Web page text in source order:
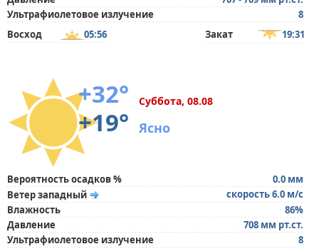
Ультрафиолетовое излучение
8
Восход
05:56 Закат 19:31
+32°
+19°
Суббота, 08.08
Ясно
Вероятность осадков %
0.0 мм
Ветер западный
скорость 6.0 м/с
Влажность
86%
Давление
708 мм рт.ст.
Ультрафиолетовое излучение
8